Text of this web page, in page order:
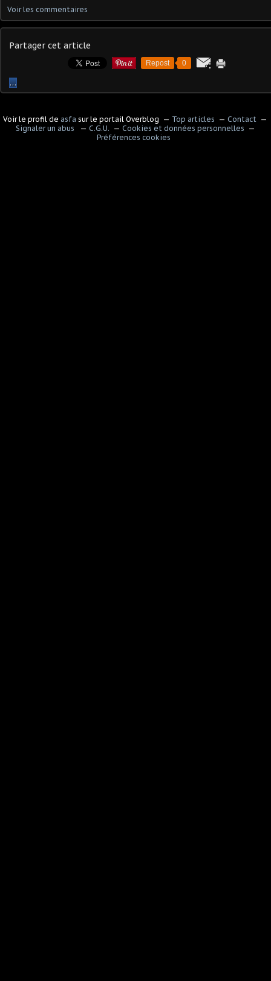
Voir les commentaires
Partager cet article
Repost 0
…
Voir le profil de asfa sur le portail Overblog Top articles
Contact
Signaler un abus
C.G.U.
Cookies et données personnelles
Préférences cookies